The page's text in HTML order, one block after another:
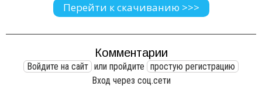
Перейти к скачиванию >>>
Комментарии
Войдите на сайт или пройдите простую регистрацию
Вход через соц.сети